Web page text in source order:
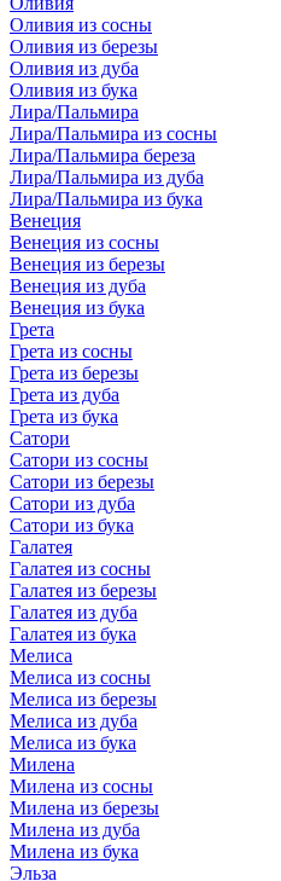
Оливия из сосны
Оливия из березы
Оливия из дуба
Оливия из бука
Лира/Пальмира
Лира/Пальмира из сосны
Лира/Пальмира береза
Лира/Пальмира из дуба
Лира/Пальмира из бука
Венеция
Венеция из сосны
Венеция из березы
Венеция из дуба
Венеция из бука
Грета
Грета из сосны
Грета из березы
Грета из дуба
Грета из бука
Сатори
Сатори из сосны
Сатори из березы
Сатори из дуба
Сатори из бука
Галатея
Галатея из сосны
Галатея из березы
Галатея из дуба
Галатея из бука
Мелиса
Мелиса из сосны
Мелиса из березы
Мелиса из дуба
Мелиса из бука
Милена
Милена из сосны
Милена из березы
Милена из дуба
Милена из бука
Эльза